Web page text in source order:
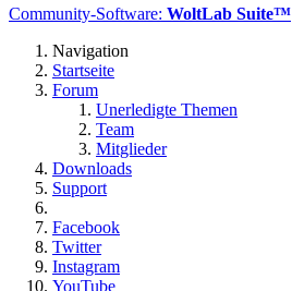
Community-Software: WoltLab Suite™
Navigation
Startseite
Forum
Unerledigte Themen
Team
Mitglieder
Downloads
Support
Facebook
Twitter
Instagram
YouTube